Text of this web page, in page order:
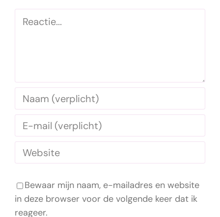
Reactie
Bewaar mijn naam, e-mailadres en website
in deze browser voor de volgende keer dat ik
reageer.